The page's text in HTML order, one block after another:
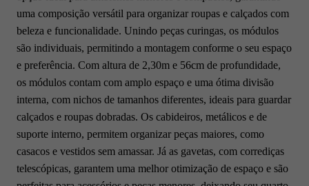
uma composição versátil para organizar roupas e calçados com
beleza e funcionalidade. Unindo peças curingas, os módulos
são individuais, permitindo a montagem conforme o seu espaço
e preferência. Com altura de 2,30m e 56cm de profundidade,
os módulos contam com amplo espaço e uma ótima divisão
interna, com nichos de tamanhos diferentes, ideais para guardar
calçados e roupas dobradas. Os cabideiros, metálicos e de
suporte interno, permitem organizar peças maiores, como
casacos e vestidos sem amassar. Já as gavetas, com corrediças
telescópicas, garantem uma melhor otimização de espaço e são